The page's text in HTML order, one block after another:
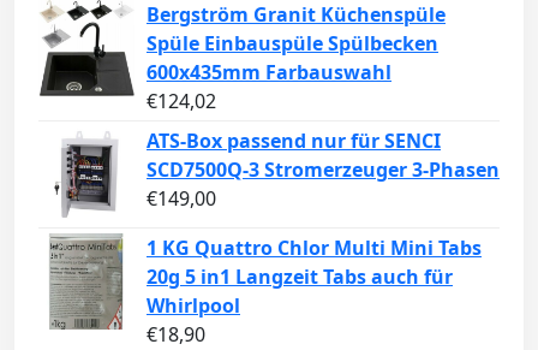
Bergström Granit Küchenspüle
Spüle Einbauspüle Spülbecken
600x435mm Farbauswahl
€124,02
ATS-Box passend nur für SENCI
SCD7500Q-3 Stromerzeuger 3-Phasen
€149,00
1 KG Quattro Chlor Multi Mini Tabs
20g 5 in1 Langzeit Tabs auch für
Whirlpool
€18,90